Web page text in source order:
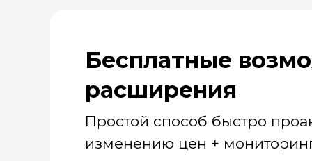
Бесплатные
расширения
Простой способ быстро
изменению цен +